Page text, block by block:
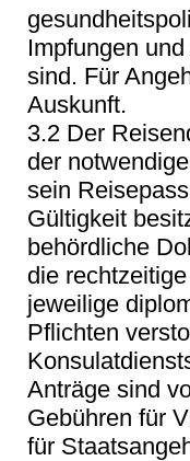
Impfungen
sind. Für
Auskunft.
3.2 Der
der
sein
Gültigkeit
behördliche
die
jeweilige
Pflichten
Anträge sind
Gebühren für
für